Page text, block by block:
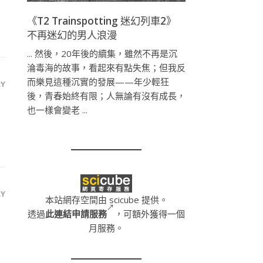
《T2 Trainspotting 迷幻列車2》
不再迷幻的男人浪漫
... 然後，20年後的續集，雖然不再是沉
淪毒海的故事，看起來有點失焦；但我反
而樂見這種沉實的發展——年少輕狂
後，青春始終有限；人無論有沒有成長，
也一樣會變老 ...
本站網存空間由 scicube 提供。
透過此連結申請服務
，可額外獲得一個
月服務。